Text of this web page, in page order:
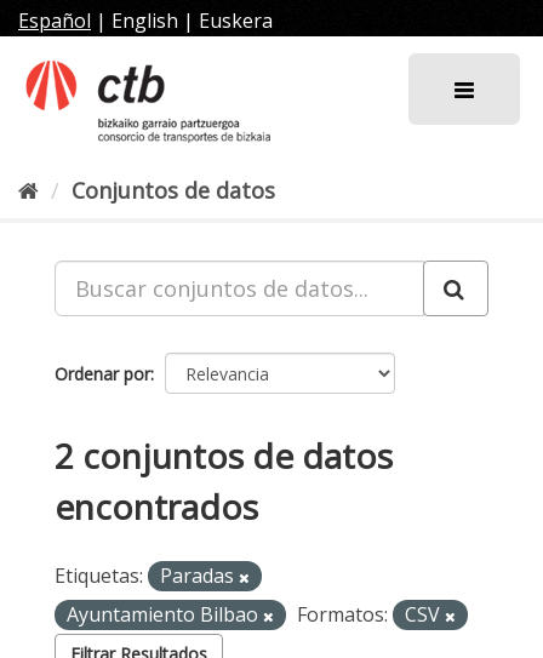
al
contenido
Español | English | Euskera
Conjuntos de datos
Ordenar por
2 conjuntos de datos
encontrados
Etiquetas:
Paradas
Ayuntamiento Bilbao
Formatos: CSV